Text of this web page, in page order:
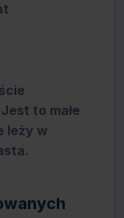
to małe
leży w